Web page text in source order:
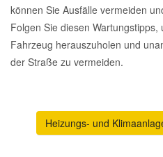
können Sie Ausfälle vermeiden
Folgen Sie diesen
Fahrzeug herauszuholen und
der Straße zu vermeiden.
Heizungs- und